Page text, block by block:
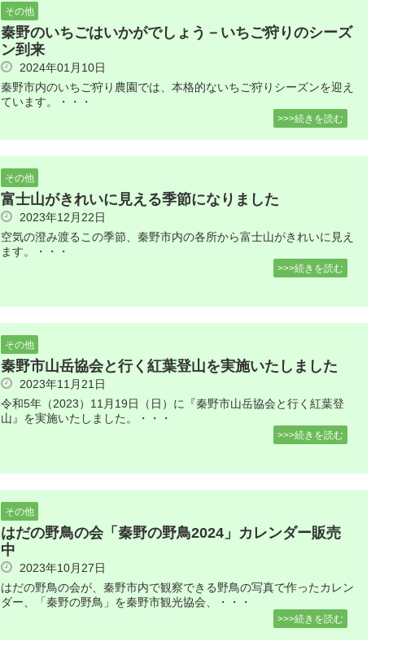
その他
秦野のいちごはいかがでしょう－いちご狩りのシーズ
ン到来
2024年01月10日
秦野市内のいちご狩り農園では、本格的ないちご狩りシーズンを迎え
ています。・・・
>>>続きを読む
その他
富士山がきれいに見える季節になりました
2023年12月22日
空気の澄み渡るこの季節、秦野市内の各所から富士山がきれいに見え
ます。・・・
>>>続きを読む
その他
秦野市山岳協会と行く紅葉登山を実施いたしました
2023年11月21日
令和5年（2023）11月19日（日）に『秦野市山岳協会と行く紅葉登
山』を実施いたしました。・・・
>>>続きを読む
その他
はだの野鳥の会「秦野の野鳥2024」カレンダー販売
中
2023年10月27日
はだの野鳥の会が、秦野市内で観察できる野鳥の写真で作ったカレン
ダー、「秦野の野鳥」を秦野市観光協会、・・・
>>>続きを読む